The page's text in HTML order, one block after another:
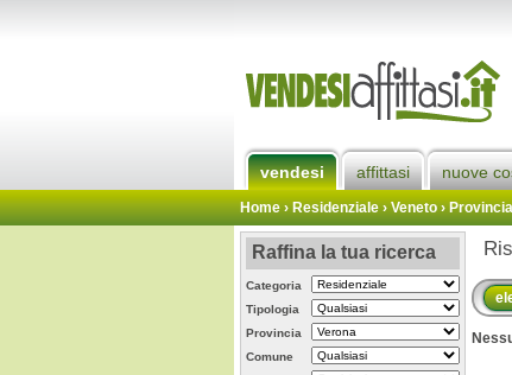
vendesi affittasi nuove
Home› Residenziale › Veneto ›
Raffina la tua ricerca
Categoria
Tipologia
Provincia
Comune